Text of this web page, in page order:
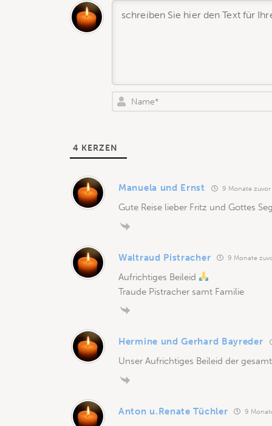
4 KERZEN
Manuela und Ernst 9 Monate zuvor
Gute Reise lieber Fritz und Gottes
Waltraud Pistracher 9 Monate
Aufrichtiges Beileid
Traude Pistracher samt Familie
Hermine und Gerhard Bayreder
Unser Aufrichtiges Beileid der
Anton u.Renate Tüchler 9